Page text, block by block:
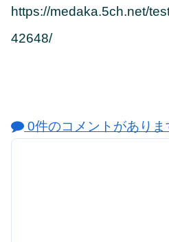
https://medaka.5ch.net/
42648/
0件のコメントがありま